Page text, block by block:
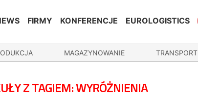
FIRMY KONFERENCJE EUROLOGISTICS
MAGAZYNOWANIE TRANSPORT
Z TAGIEM: WYRÓŻNIENIA